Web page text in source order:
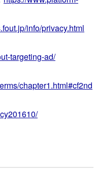
info/privacy.html
targeting-ad/
chapter1.html#cf2nd